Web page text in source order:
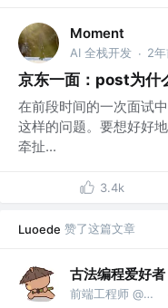
Moment
AI 全栈开发 · 2年
京东一面：post为什
在前段时间的一次面试
这样的问题。要想好好
牵扯...
3.4k
Luoede 赞了这篇文章
古法编程爱好者
前端工程师 @广州才华有限公司